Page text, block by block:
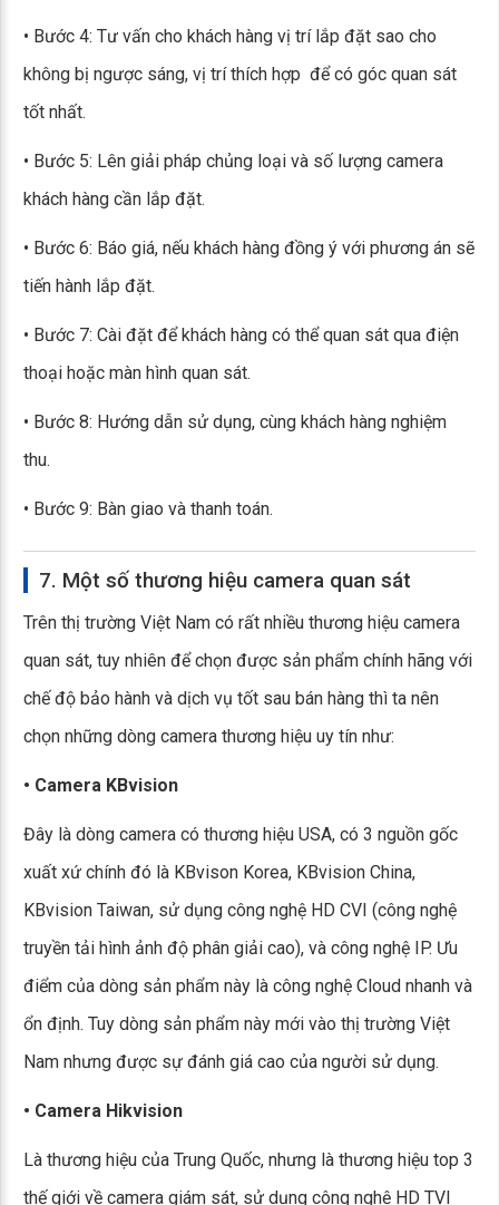
• Bước 4: Tư vấn cho khách hàng vị trí lắp đặt sao cho
không bị ngược sáng, vị trí thích hợp để có góc quan sát
tốt nhất.
• Bước 5: Lên giải pháp chủng loại và số lượng camera
khách hàng cần lắp đặt.
• Bước 6: Báo giá, nếu khách hàng đồng ý với phương án sẽ
tiến hành lắp đặt.
• Bước 7: Cài đặt để khách hàng có thể quan sát qua điện
thoại hoặc màn hình quan sát.
• Bước 8: Hướng dẫn sử dụng, cùng khách hàng nghiệm
thu.
• Bước 9: Bàn giao và thanh toán.
7. Một số thương hiệu camera quan sát
Trên thị trường Việt Nam có rất nhiều thương hiệu camera
quan sát, tuy nhiên để chọn được sản phẩm chính hãng với
chế độ bảo hành và dịch vụ tốt sau bán hàng thì ta nên
chọn những dòng camera thương hiệu uy tín như:
• Camera KBvision
Đây là dòng camera có thương hiệu USA, có 3 nguồn gốc
xuất xứ chính đó là KBvison Korea, KBvision China,
KBvision Taiwan, sử dụng công nghệ HD CVI (công nghệ
truyền tải hình ảnh độ phân giải cao), và công nghệ IP. Ưu
điểm của dòng sản phẩm này là công nghệ Cloud nhanh và
ổn định. Tuy dòng sản phẩm này mới vào thị trường Việt
Nam nhưng được sự đánh giá cao của người sử dụng.
• Camera Hikvision
Là thương hiệu của Trung Quốc, nhưng là thương hiệu top 3
thế giới về camera giám sát, sử dụng công nghệ HD TVI